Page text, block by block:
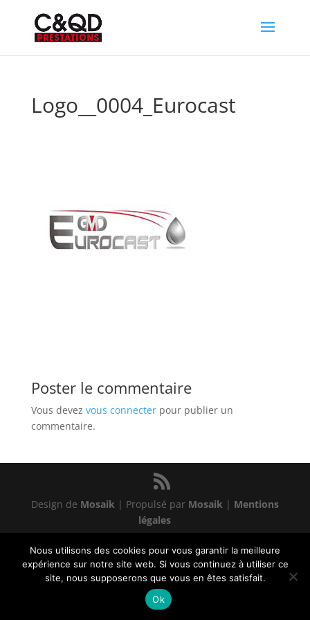
Logo__0004_Eurocast
Poster le commentaire
Vous devez vous connecterpour publier un
commentaire.
Design de Mosaik| Propulsé par Mosaik| Mentions
légales
Nous utilisons des cookies pour vous garantir la meilleure
expérience sur notre site web. Si vous continuez à utiliser ce
site, nous supposerons que vous en êtes satisfait.
Ok